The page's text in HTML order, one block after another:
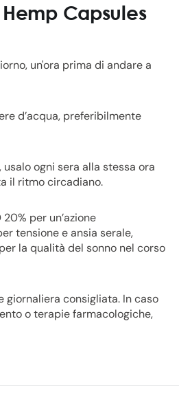
Capsules
un'ora prima di andare a
d’acqua, preferibilmente
ogni sera alla stessa ora
il ritmo circadiano.
per un’azione
tensione e ansia serale,
la qualità del sonno nel corso
giornaliera consigliata. In caso
o terapie farmacologiche,